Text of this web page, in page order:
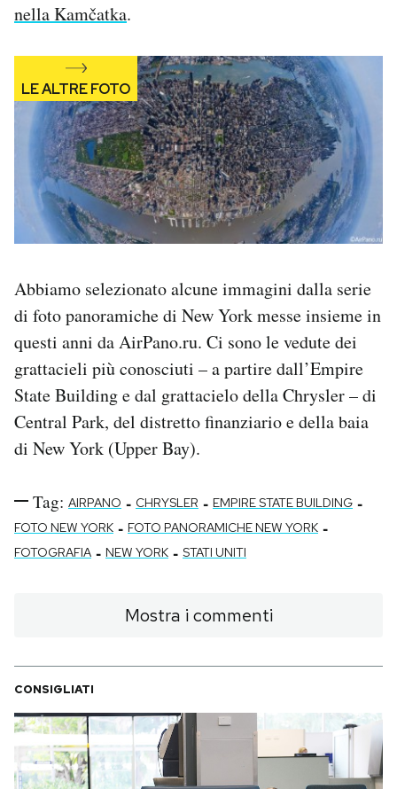
nella Kamčatka.
Abbiamo selezionato alcune immagini dalla serie
di foto panoramiche di New York messe insieme in
questi anni da AirPano.ru. Ci sono le vedute dei
grattacieli più conosciuti – a partire dall’Empire
State Building e dal grattacielo della Chrysler – di
Central Park, del distretto finanziario e della baia
di New York (Upper Bay).
Tag: AIRPANO - CHRYSLER - EMPIRE STATE BUILDING -
FOTO NEW YORK - FOTO PANORAMICHE NEW YORK -
FOTOGRAFIA - NEW YORK - STATI UNITI
Mostra i commenti
CONSIGLIATI